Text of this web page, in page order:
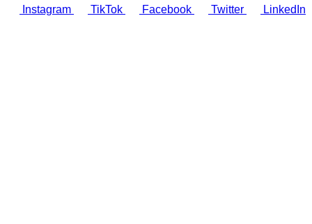
Instagram
TikTok Facebook Twitter LinkedIn